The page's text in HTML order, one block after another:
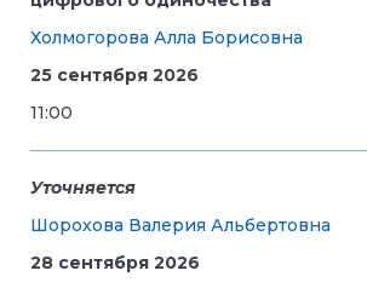
Холмогорова Алла Борисовна
25 сентября 2026
11:00
Уточняется
Шорохова Валерия Альбертовна
28 сентября 2026